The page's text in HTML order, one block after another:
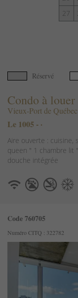
27
Réservé
Condo à louer
Vieux-Port de Québec
Le 1005 - ·
Aire ouverte : cuisine,
queen " 1 chambre lit
douche intégrée
Code 760705
Numéro CITQ : 322782